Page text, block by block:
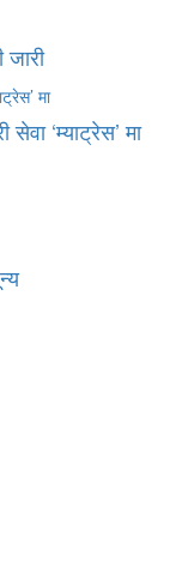
‘म्याट्रेस’ मा